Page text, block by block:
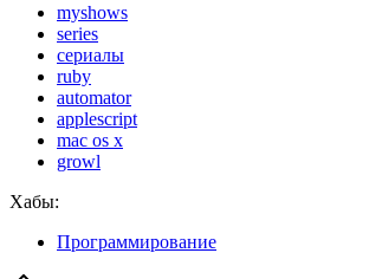
myshows
series
сериалы
ruby
automator
applescript
mac os x
growl
Хабы:
Программирование